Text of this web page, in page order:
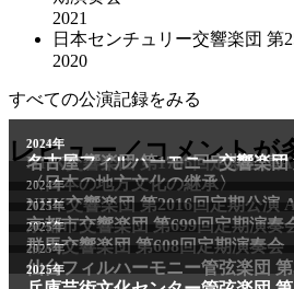
2021
日本センチュリー交響楽団 第
2020
すべての公演記録をみる
レビュー／コメントが
2011年
NHK交響楽団 第1706回定期公演
2024年
名古屋フィルハーモニー交響楽団
〈日本の地方文化の継承〉
2024年
NHK交響楽団 第2016回定期公演
2025年
京都市交響楽団 第699回定期演奏
2025年
群馬交響楽団 第608回定期演奏会
2025年
仙台フィルハーモニー管弦楽団
2025年